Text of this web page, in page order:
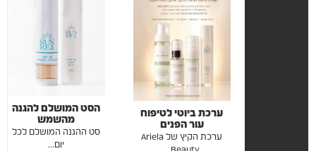
ערכת ביוטי לטיפוח
עור הפנים
ערכת הקיץ של Ariela
הסט המושלם להגנה
מהשמש
סט ההגנה המושלם לכל
יום...